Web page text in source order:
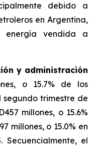
debido a
en Argentina,
energía vendida a
y administración
o 15.7% de los
segundo trimestre de
millones, o 15.6%
millones, o 15.0% en
Secuencialmente, el